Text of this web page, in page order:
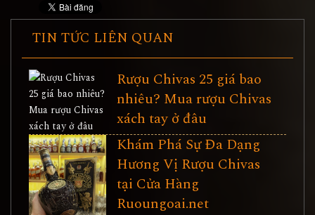
TIN TỨC LIÊN QUAN
Rượu Chivas 25 giá bao
nhiêu? Mua rượu Chivas
xách tay ở đâu
Khám Phá Sự Đa Dạng
Hương Vị Rượu Chivas
tại Cửa Hàng
Ruoungoai.net